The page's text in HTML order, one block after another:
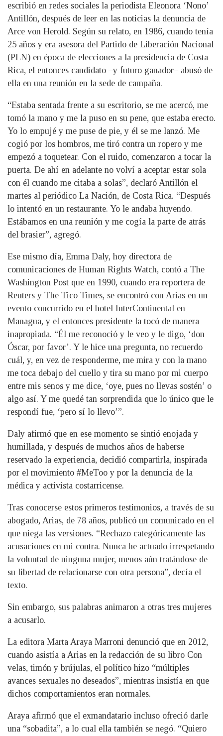
escribió en redes sociales la periodista Eleonora ‘Nono’
Antillón, después de leer en las noticias la denuncia de
Arce von Herold. Según su relato, en 1986, cuando tenía
25 años y era asesora del Partido de Liberación Nacional
(PLN) en época de elecciones a la presidencia de Costa
Rica, el entonces candidato –y futuro ganador– abusó de
ella en una reunión en la sede de campaña.
“Estaba sentada frente a su escritorio, se me acercó, me
tomó la mano y me la puso en su pene, que estaba erecto.
Yo lo empujé y me puse de pie, y él se me lanzó. Me
cogió por los hombros, me tiró contra un ropero y me
empezó a toquetear. Con el ruido, comenzaron a tocar la
puerta. De ahí en adelante no volví a aceptar estar sola
con él cuando me citaba a solas”, declaró Antillón el
martes al periódico La Nación, de Costa Rica. “Después
lo intentó en un restaurante. Yo le andaba huyendo.
Estábamos en una reunión y me cogía la parte de atrás
del brasier”, agregó.
Ese mismo día, Emma Daly, hoy directora de
comunicaciones de Human Rights Watch, contó a The
Washington Post que en 1990, cuando era reportera de
Reuters y The Tico Times, se encontró con Arias en un
evento concurrido en el hotel InterContinental en
Managua, y el entonces presidente la tocó de manera
inapropiada. “Él me reconoció y le veo y le digo, ‘don
Óscar, por favor’. Y le hice una pregunta, no recuerdo
cuál, y, en vez de responderme, me mira y con la mano
me toca debajo del cuello y tira su mano por mi cuerpo
entre mis senos y me dice, ‘oye, pues no llevas sostén’ o
algo así. Y me quedé tan sorprendida que lo único que le
respondí fue, ‘pero sí lo llevo’”.
Daly afirmó que en ese momento se sintió enojada y
humillada, y después de muchos años de haberse
reservado la experiencia, decidió compartirla, inspirada
por el movimiento #MeToo y por la denuncia de la
médica y activista costarricense.
Tras conocerse estos primeros testimonios, a través de su
abogado, Arias, de 78 años, publicó un comunicado en el
que niega las versiones. “Rechazo categóricamente las
acusaciones en mi contra. Nunca he actuado irrespetando
la voluntad de ninguna mujer, menos aún tratándose de
su libertad de relacionarse con otra persona”, decía el
texto.
Sin embargo, sus palabras animaron a otras tres mujeres
a acusarlo.
La editora Marta Araya Marroni denunció que en 2012,
cuando asistía a Arias en la redacción de su libro Con
velas, timón y brújulas, el político hizo “múltiples
avances sexuales no deseados”, mientras insistía en que
dichos comportamientos eran normales.
Araya afirmó que el exmandatario incluso ofreció darle
una “sobadita”, a lo cual ella también se negó. “Quiero